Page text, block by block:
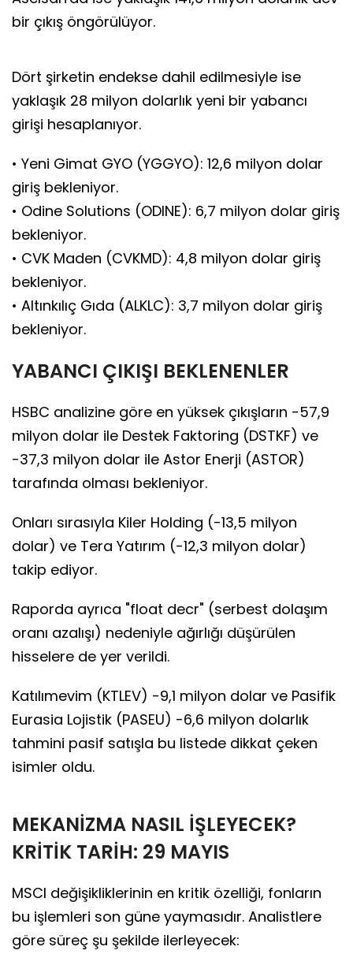
bir çıkış öngörülüyor.
Dört şirketin endekse dahil edilmesiyle ise
yaklaşık 28 milyon dolarlık yeni bir yabancı
girişi hesaplanıyor.
• Yeni Gimat GYO (YGGYO): 12,6 milyon dolar
giriş bekleniyor.
• Odine Solutions (ODINE): 6,7 milyon dolar giriş
bekleniyor.
• CVK Maden (CVKMD): 4,8 milyon dolar giriş
bekleniyor.
• Altınkılıç Gıda (ALKLC): 3,7 milyon dolar giriş
bekleniyor.
YABANCI ÇIKIŞI BEKLENENLER
HSBC analizine göre en yüksek çıkışların -57,9
milyon dolar ile Destek Faktoring (DSTKF) ve
-37,3 milyon dolar ile Astor Enerji (ASTOR)
tarafında olması bekleniyor.
Onları sırasıyla Kiler Holding (-13,5 milyon
dolar) ve Tera Yatırım (-12,3 milyon dolar)
takip ediyor.
Raporda ayrıca "float decr" (serbest dolaşım
oranı azalışı) nedeniyle ağırlığı düşürülen
hisselere de yer verildi.
Katılımevim (KTLEV) -9,1 milyon dolar ve Pasifik
Eurasia Lojistik (PASEU) -6,6 milyon dolarlık
tahmini pasif satışla bu listede dikkat çeken
isimler oldu.
MEKANİZMA NASIL İŞLEYECEK?
KRİTİK TARİH: 29 MAYIS
MSCI değişikliklerinin en kritik özelliği, fonların
bu işlemleri son güne yaymasıdır. Analistlere
göre süreç şu şekilde ilerleyecek: